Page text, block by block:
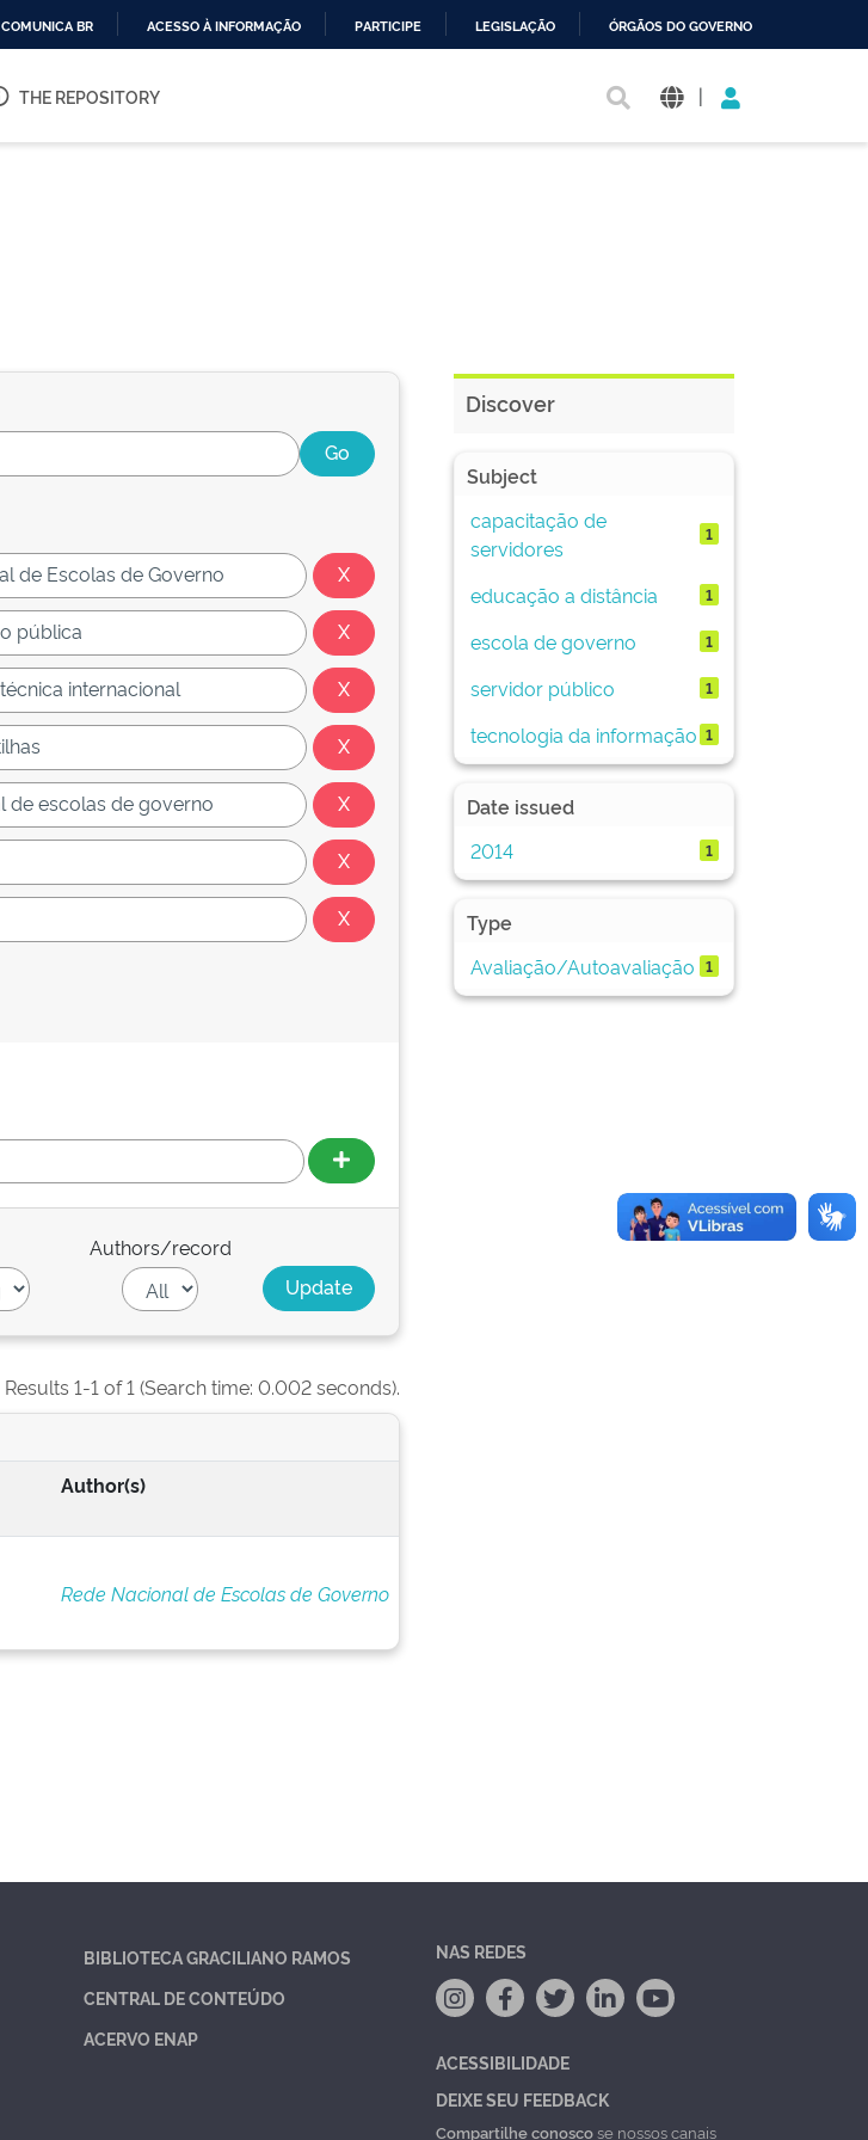
O
COMUNICA BR ACESSO À INFORMAÇÃO PARTICIPE LEGISLAÇÃO ÓRGÃOS DO GOVERNO
THE REPOSITORY |
Authors/record
Results 1-1 of 1 (Search time: 0.002 seconds).
Author(s)
Rede Nacional de Escolas de Governo
Discover
Subject
capacitação de
servidores
1
educação a distância 1
escola de governo 1
servidor público 1
tecnologia da informação 1
Date issued
2014
1
Type
Avaliação/Autoavaliação 1
BIBLIOTECA GRACILIANO RAMOS
CENTRAL DE CONTEÚDO
ACERVO ENAP
NAS REDES
ACESSIBILIDADE
DEIXE SEU FEEDBACK
Compartilhe conoscose nossos canais